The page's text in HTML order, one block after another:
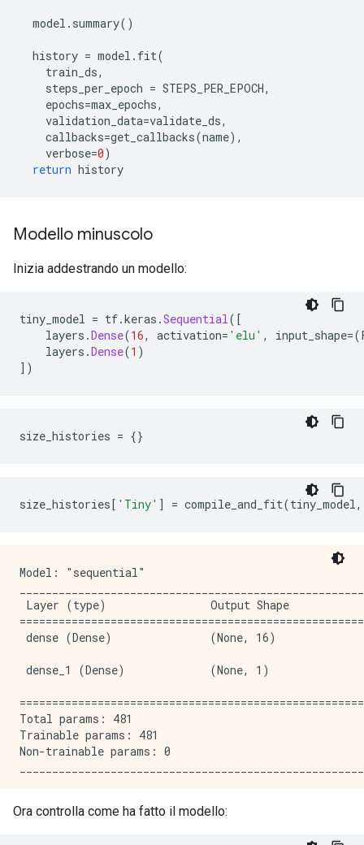
model . summary()
history = model . fit(
train_ds,
steps_per_epoch = STEPS_PER_EPOCH,
epochs=max_epochs,
validation_data=validate_ds,
callbacks=get_callbacks(name),
verbose=0)
return history
Modello minuscolo
Inizia addestrando un modello:
tiny_model = tf.keras .Sequential([
layers .Dense(16, activation= 'elu' , input_shape=(
layers .Dense(1 )
])
size_histories = {}
size_histories [ 'Tiny' ] = compile_and_fit(tiny_model,
Model: "sequential"
Layer (type)                Output Shape
dense (Dense)               (None, 16)
dense_1 (Dense)             (None, 1)
Total params: 481
Trainable params: 481
Non-trainable params: 0
Ora controlla come ha fatto il modello: